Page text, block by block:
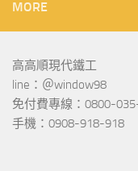
MORE
高高順現代鐵工
line：＠window98
免付費專線：0800-
手機：0908-918-918